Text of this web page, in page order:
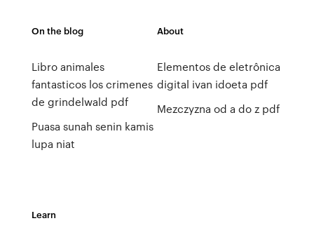
On the blog
Libro animales
fantasticos los crimenes
de grindelwald pdf
Puasa sunah senin kamis
lupa niat
About
Elementos de eletrônica
digital ivan idoeta pdf
Mezczyzna od a do z pdf
Learn